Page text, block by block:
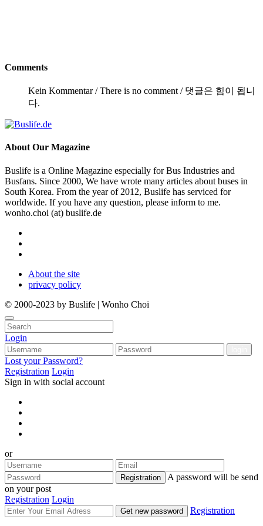
Comments
Kein Kommentar / There is no comment / 댓글은 힘이 됩니
다.
About Our Magazine
Buslife is a Online Magazine especially for Bus Industries and
Busfans. Since 2000, We have wrote many articles about buses in
South Korea. From the year of 2012, Buslife has serviced for
worldwide. If you have any question, please inform to me.
wonho.choi (at) buslife.de
About the site
privacy policy
© 2000-2023 by Buslife | Wonho Choi
Login
Lost your Password?
Registration Login
Sign in with social account
or
Registration
A password will be send
on your post
Registration Login
Get new password Registration